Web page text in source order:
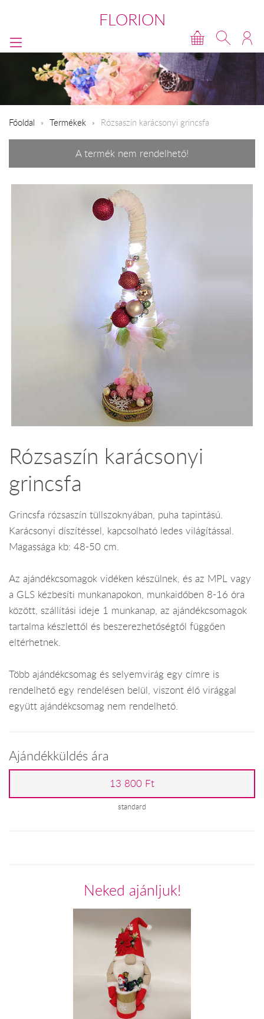
FLORION
Főoldal Termékek Rózsaszín karácsonyi grincsfa
A termék nem rendelhető!
Rózsaszín karácsonyi
grincsfa
Grincsfa rózsaszín tüllszoknyában, puha tapintású.
Karácsonyi díszítéssel, kapcsolható ledes világítással.
Magassága kb: 48-50 cm.
Az ajándékcsomagok vidéken készülnek, és az MPL vagy
a GLS kézbesíti munkanapokon, munkaidőben 8-16 óra
között, szállítási ideje 1 munkanap, az ajándékcsomagok
tartalma készlettől és beszerezhetőségtől függően
eltérhetnek.
Több ajándékcsomag és selyemvirág egy címre is
rendelhető egy rendelésen belül, viszont élő virággal
együtt ajándékcsomag nem rendelhető.
Ajándékküldés ára
13 800 Ft
standard
Neked ajánljuk!